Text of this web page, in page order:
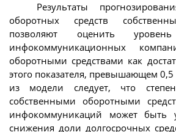
Результаты
оборотных средств
позволяют оценить уровень
инфокоммуникационных
оборотными средствами как
этого показателя, превышающем 0,5
из модели следует, что
собственными оборотными
инфокоммуникаций может быть
снижения доли долгосрочных